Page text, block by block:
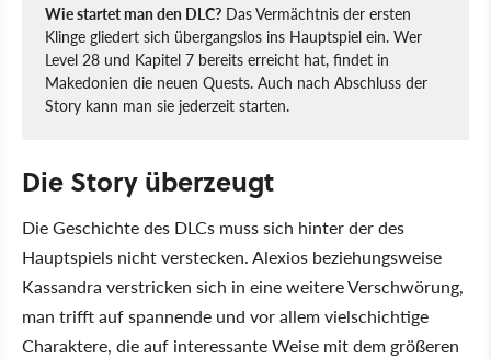
Wie startet man den DLC? Das Vermächtnis der ersten
Klinge gliedert sich übergangslos ins Hauptspiel ein. Wer
Level 28 und Kapitel 7 bereits erreicht hat, findet in
Makedonien die neuen Quests. Auch nach Abschluss der
Story kann man sie jederzeit starten.
Die Story überzeugt
Die Geschichte des DLCs muss sich hinter der des
Hauptspiels nicht verstecken. Alexios beziehungsweise
Kassandra verstricken sich in eine weitere Verschwörung,
man trifft auf spannende und vor allem vielschichtige
Charaktere, die auf interessante Weise mit dem größeren